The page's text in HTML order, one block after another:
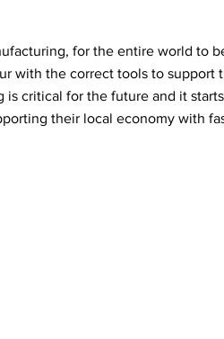
for the entire world to
with the correct tools to support
critical for the future and it
their local economy with